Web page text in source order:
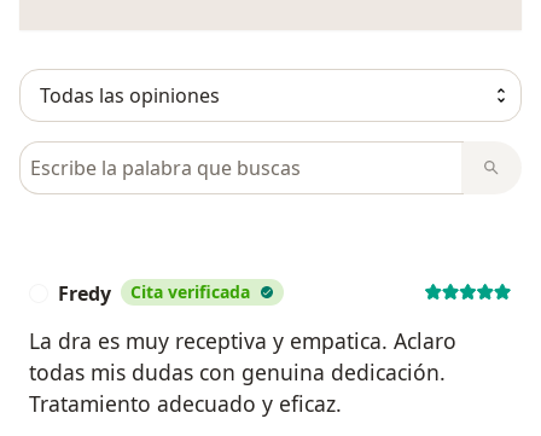
Busca en opiniones
Fredy Cita verificada
La dra es muy receptiva y empatica. Aclaro
todas mis dudas con genuina dedicación.
Tratamiento adecuado y eficaz.